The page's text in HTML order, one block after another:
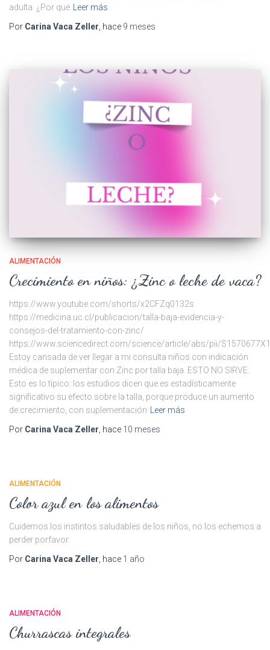
adulta. ¿Por qué Leer más
Por Carina Vaca Zeller, hace 9 meses
ALIMENTACIÓN
Crecimiento en niños: ¿Zinc o leche de vaca?
https://www.youtube.com/shorts/x2CFZq0132s
https://medicina.uc.cl/publicacion/talla-baja-evidencia-y-
consejos-del-tratamiento-con-zinc/
https://www.sciencedirect.com/science/article/abs/pii/
Estoy cansada de ver llegar a mi consulta niños con indicación
médica de suplementar con Zinc por talla baja. ESTO NO SIRVE.
Esto es lo típico: los estudios dicen que es estadísticamente
significativo su efecto sobre la talla, porque produce un aumento
de crecimiento, con suplementación
Leer más
Por Carina Vaca Zeller , hace 10 meses
ALIMENTACIÓN
Color azul en los alimentos
Cuidemos los instintos saludables de los niños, no los echemos a
perder porfavor.
Por Carina Vaca Zeller , hace 1 año
ALIMENTACIÓN
Churrascas integrales